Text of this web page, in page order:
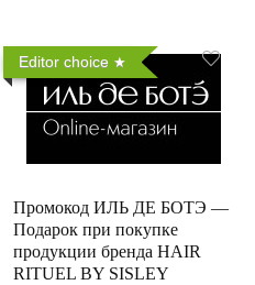
Editor choice
Промокод ИЛЬ ДЕ БОТЭ —
Подарок при покупке
продукции бренда HAIR
RITUEL BY SISLEY